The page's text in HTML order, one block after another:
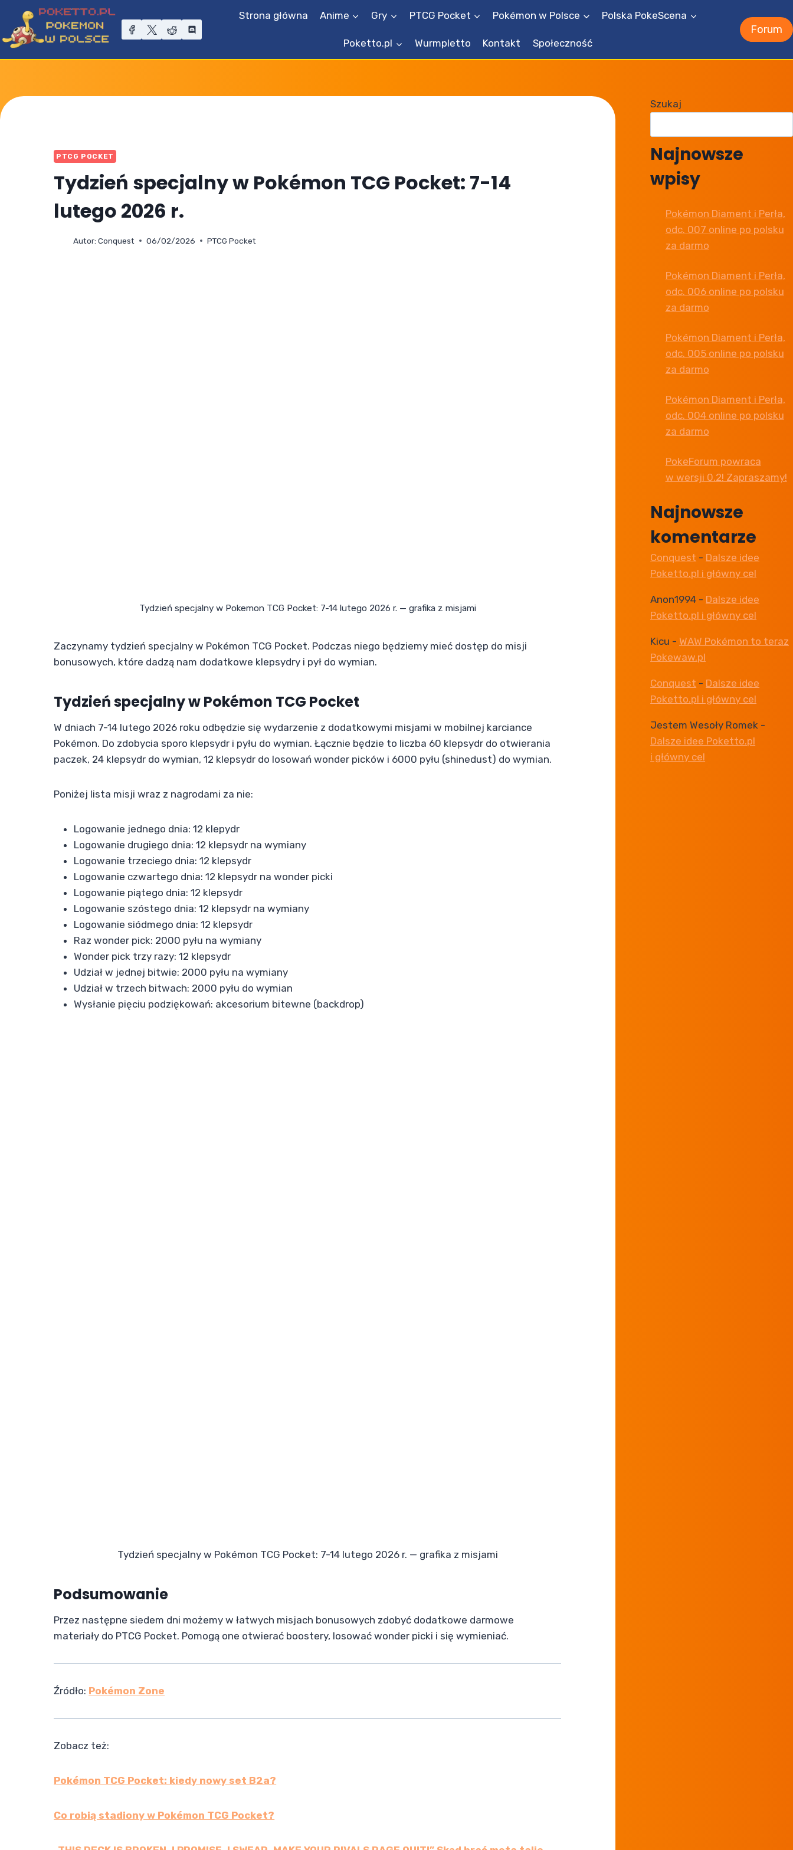
treści
Strona główna Anime Gry PTCG Pocket Pokémon w Polsce Polska PokeScena
Poketto.pl Wurmpletto Kontakt Społeczność
Forum
PTCG POCKET
Tydzień specjalny w Pokémon TCG Pocket: 7-14
lutego 2026 r.
Autor: Conquest 06/02/2026 PTCG Pocket
Tydzień specjalny w Pokemon TCG Pocket: 7-14 lutego 2026 r. — grafika z misjami
Zaczynamy tydzień specjalny w Pokémon TCG Pocket. Podczas niego będziemy mieć dostęp do misji
bonusowych, które dadzą nam dodatkowe klepsydry i pył do wymian.
Tydzień specjalny w Pokémon TCG Pocket
W dniach 7-14 lutego 2026 roku odbędzie się wydarzenie z dodatkowymi misjami w mobilnej karciance
Pokémon. Do zdobycia sporo klepsydr i pyłu do wymian. Łącznie będzie to liczba 60 klepsydr do otwierania
paczek, 24 klepsydr do wymian, 12 klepsydr do losowań wonder picków i 6000 pyłu (shinedust) do wymian.
Poniżej lista misji wraz z nagrodami za nie:
Logowanie jednego dnia: 12 klepydr
Logowanie drugiego dnia: 12 klepsydr na wymiany
Logowanie trzeciego dnia: 12 klepsydr
Logowanie czwartego dnia: 12 klepsydr na wonder picki
Logowanie piątego dnia: 12 klepsydr
Logowanie szóstego dnia: 12 klepsydr na wymiany
Logowanie siódmego dnia: 12 klepsydr
Raz wonder pick: 2000 pyłu na wymiany
Wonder pick trzy razy: 12 klepsydr
Udział w jednej bitwie: 2000 pyłu na wymiany
Udział w trzech bitwach: 2000 pyłu do wymian
Wysłanie pięciu podziękowań: akcesorium bitewne (backdrop)
Tydzień specjalny w Pokémon TCG Pocket: 7-14 lutego 2026 r. — grafika z misjami
Podsumowanie
Przez następne siedem dni możemy w łatwych misjach bonusowych zdobyć dodatkowe darmowe
materiały do PTCG Pocket. Pomogą one otwierać boostery, losować wonder picki i się wymieniać.
Źródło: Pokémon Zone
Zobacz też:
Pokémon TCG Pocket: kiedy nowy set B2a?
Co robią stadiony w Pokémon TCG Pocket?
Szukaj
Najnowsze
wpisy
Pokémon Diament i Perła,
odc. 007 online po polsku
za darmo
Pokémon Diament i Perła,
odc. 006 online po polsku
za darmo
Pokémon Diament i Perła,
odc. 005 online po polsku
za darmo
Pokémon Diament i Perła,
odc. 004 online po polsku
za darmo
PokeForum powraca
w wersji 0.2! Zapraszamy!
Najnowsze
komentarze
Conquest - Dalsze idee
Poketto.pl i główny cel
Anon1994 - Dalsze idee
Poketto.pl i główny cel
Kicu - WAW Pokémon to teraz
Pokewaw.pl
Conquest - Dalsze idee
Poketto.pl i główny cel
Jestem Wesoły Romek -
Dalsze idee Poketto.pl
i główny cel